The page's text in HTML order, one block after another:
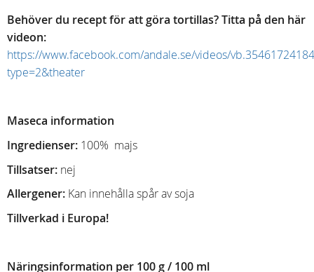
Behöver du recept för att göra tortillas?Titta på den här
videon:
https://www.facebook.com/andale.se/videos/
type=2&theater
Maseca information
Ingredienser: 100% majs
Tillsatser: nej
Allergener: Kan innehålla spår av soja
Tillverkad i Europa!
Näringsinformation per 100 g / 100 ml